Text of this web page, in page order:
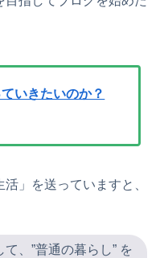
いきたいのか？
」を送っていますと、
、”普通の暮らし” を